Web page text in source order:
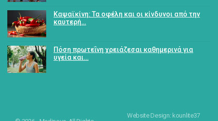
Καψαϊκίνη: Τα οφέλη και οι κίνδυνοι από την
καυτερή…
Πόση πρωτεΐνη χρειάζεσαι καθημερινά για
υγεία και…
Website Design: kounlite37